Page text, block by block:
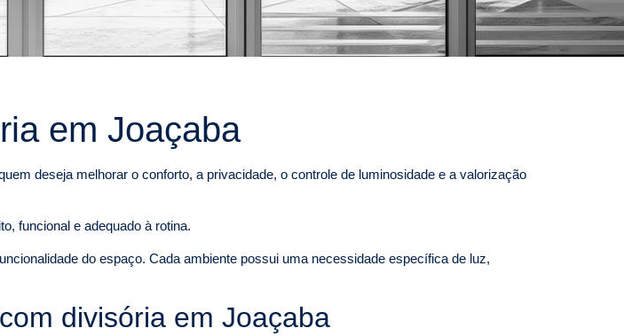
em Joaçaba
deseja melhorar o conforto, a privacidade, o controle de luminosidade e a valorização
funcional e adequado à rotina.
do espaço. Cada ambiente possui uma necessidade específica de luz,
divisória em Joaçaba